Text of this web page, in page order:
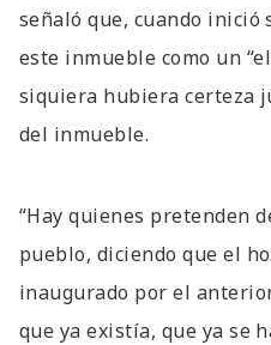
señaló que, cuando
este inmueble como un
siquiera hubiera certeza
del inmueble.
“Hay quienes pretenden
pueblo, diciendo que el
inaugurado por el
que ya existía, que ya se